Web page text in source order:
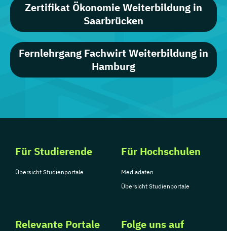
Zertifikat Ökonomie Weiterbildung in
Saarbrücken
Fernlehrgang Fachwirt Weiterbildung in
Hamburg
Für Studierende
Übersicht Studienportale
Für Hochschulen
Mediadaten
Übersicht Studienportale
Relevante Portale Folge uns auf